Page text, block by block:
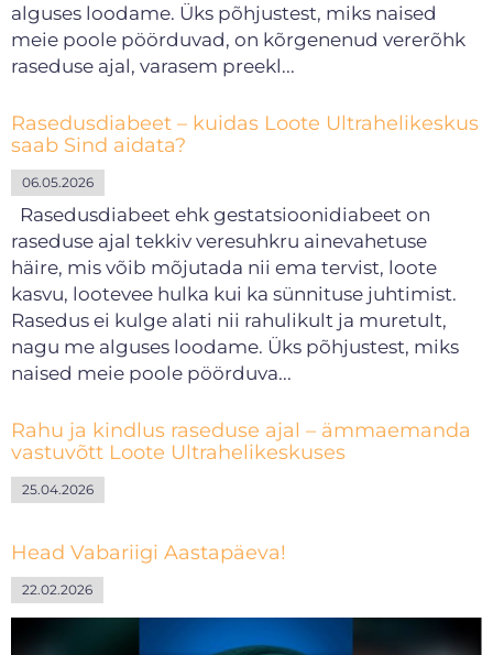
alguses loodame. Üks põhjustest, miks naised
meie poole pöörduvad, on kõrgenenud vererõhk
raseduse ajal, varasem preekl...
Rasedusdiabeet – kuidas Loote Ultrahelikeskus
saab Sind aidata?
06.05.2026
Rasedusdiabeet ehk gestatsioonidiabeet on
raseduse ajal tekkiv veresuhkru ainevahetuse
häire, mis võib mõjutada nii ema tervist, loote
kasvu, lootevee hulka kui ka sünnituse juhtimist.
Rasedus ei kulge alati nii rahulikult ja muretult,
nagu me alguses loodame. Üks põhjustest, miks
naised meie poole pöörduva...
Rahu ja kindlus raseduse ajal – ämmaemanda
vastuvõtt Loote Ultrahelikeskuses
25.04.2026
Head Vabariigi Aastapäeva!
22.02.2026